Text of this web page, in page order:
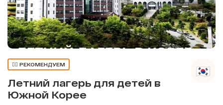
👍🏼 РЕКОМЕНДУЕМ
Летний лагерь для детей в
Южной Корее